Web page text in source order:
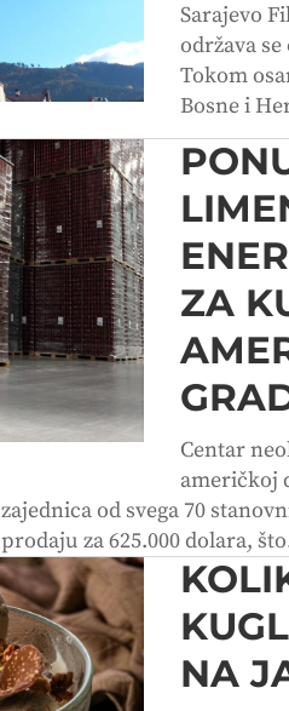
Sarajevo
održava se
Tokom
Bosne i
ZA
Centar
američkoj
zajednica od svega 70
prodaju za 625.000 dolara,
NA